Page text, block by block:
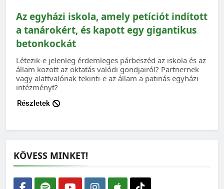
Az egyházi iskola, amely petíciót indított
a tanárokért, és kapott egy gigantikus
betonkockát
Létezik-e jelenleg érdemleges párbeszéd az iskola és az
állam között az oktatás valódi gondjairól? Partnernek
vagy alattvalónak tekinti-e az állam a patinás egyházi
intézményt?
Részletek
KÖVESS MINKET!